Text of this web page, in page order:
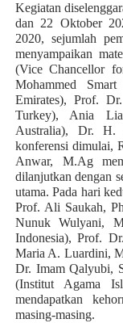
Kegiatan
dan 22 Oktober
2020, sejumlah
menyampaikan
(Vice Chancellor
Mohammed
Emirates), Prof.
Turkey), Ania
Australia), Dr. H.
konferensi dimulai,
Anwar, M.Ag
dilanjutkan dengan
utama. Pada hari
Prof. Ali Saukah,
Nunuk Wulyani,
Indonesia), Prof.
Maria A. Luardini,
Dr. Imam Qalyubi,
(Institut Agama
mendapatkan
masing-masing.